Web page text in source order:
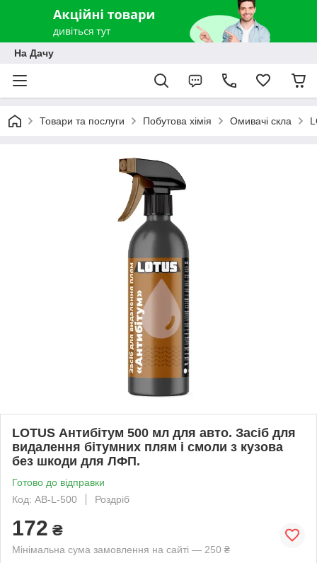
На Дачу
Товари та послуги Побутова хімія Омивачі скла
LOTUS Антибітум 500 мл для авто. Засіб для
видалення бітумних плям і смоли з кузова
без шкоди для ЛФП.
Готово до відправки
Код: AB-L-500
Роздріб
172 ₴
Мінімальна сума замовлення на сайті — 250 ₴